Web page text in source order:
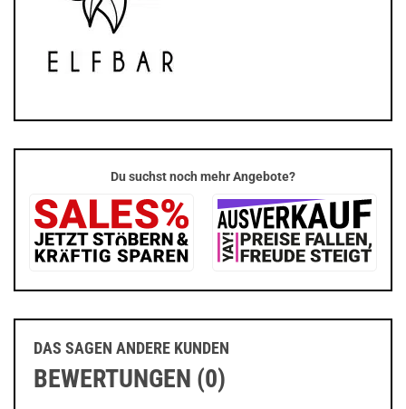
Du suchst noch mehr Angebote?
DAS SAGEN ANDERE KUNDEN
BEWERTUNGEN (0)